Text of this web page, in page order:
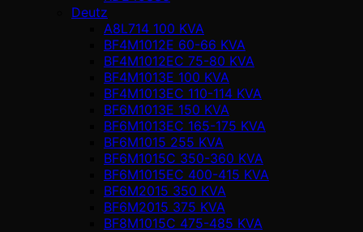
Deutz
A8L714 100 KVA
BF4M1012E 60-66 KVA
BF4M1012EC 75-80 KVA
BF4M1013E 100 KVA
BF4M1013EC 110-114 KVA
BF6M1013E 150 KVA
BF6M1013EC 165-175 KVA
BF6M1015 255 KVA
BF6M1015C 350-360 KVA
BF6M1015EC 400-415 KVA
BF6M2015 350 KVA
BF6M2015 375 KVA
BF8M1015C 475-485 KVA